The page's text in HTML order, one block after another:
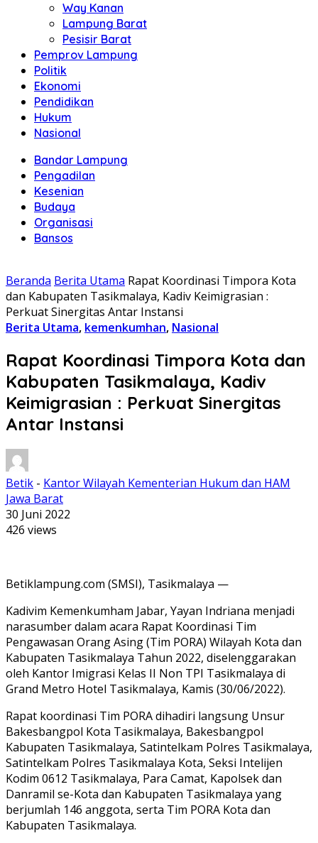
Way Kanan
Lampung Barat
Pesisir Barat
Pemprov Lampung
Politik
Ekonomi
Pendidikan
Hukum
Nasional
Bandar Lampung
Pengadilan
Kesenian
Budaya
Organisasi
Bansos
Beranda Berita Utama Rapat Koordinasi Timpora Kota
dan Kabupaten Tasikmalaya, Kadiv Keimigrasian :
Perkuat Sinergitas Antar Instansi
Berita Utama, kemenkumhan, Nasional
Rapat Koordinasi Timpora Kota dan
Kabupaten Tasikmalaya, Kadiv
Keimigrasian : Perkuat Sinergitas
Antar Instansi
Betik - Kantor Wilayah Kementerian Hukum dan HAM
Jawa Barat
30 Juni 2022
426 views
Betiklampung.com (SMSI), Tasikmalaya —
Kadivim Kemenkumham Jabar, Yayan Indriana menjadi
narasumber dalam acara Rapat Koordinasi Tim
Pengawasan Orang Asing (Tim PORA) Wilayah Kota dan
Kabupaten Tasikmalaya Tahun 2022, diselenggarakan
oleh Kantor Imigrasi Kelas II Non TPI Tasikmalaya di
Grand Metro Hotel Tasikmalaya, Kamis (30/06/2022).
Rapat koordinasi Tim PORA dihadiri langsung Unsur
Bakesbangpol Kota Tasikmalaya, Bakesbangpol
Kabupaten Tasikmalaya, Satintelkam Polres Tasikmalaya,
Satintelkam Polres Tasikmalaya Kota, Seksi Intelijen
Kodim 0612 Tasikmalaya, Para Camat, Kapolsek dan
Danramil se-Kota dan Kabupaten Tasikmalaya yang
berjumlah 146 anggota, serta Tim PORA Kota dan
Kabupaten Tasikmalaya.